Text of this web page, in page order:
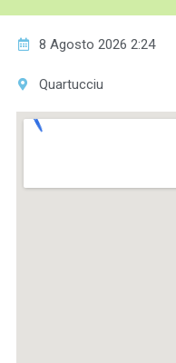
8 Agosto 2026 2:24
Quartucciu